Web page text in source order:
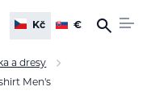
Kč €
a dresy
Men's